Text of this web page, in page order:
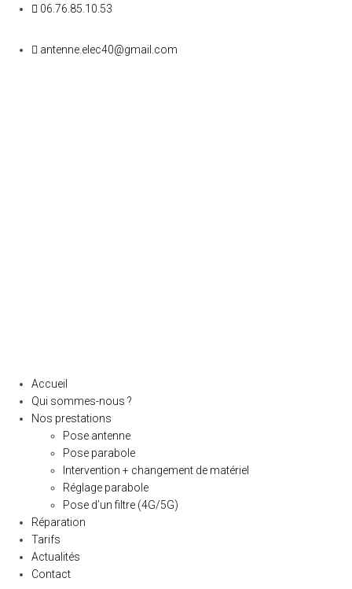
06.76.85.10.53
antenne.elec40@gmail.com
Accueil
Qui sommes-nous ?
Nos prestations
Pose antenne
Pose parabole
Intervention + changement de matériel
Réglage parabole
Pose d’un filtre (4G/5G)
Réparation
Tarifs
Actualités
Contact